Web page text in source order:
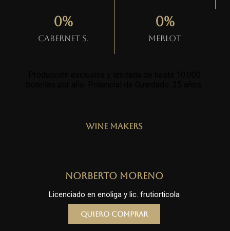
Cabernet S.
0%
Merlot
0%
Wine Makers
Norberto Moreno
Licenciado en enoliga y lic. frutiorticola
Quiero comprar